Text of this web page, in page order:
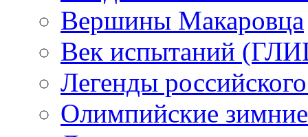
Вершины Макаровца
Век испытаний
Легенды
Олимпийские